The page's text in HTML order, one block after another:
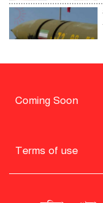
Coming Soon
Terms of use